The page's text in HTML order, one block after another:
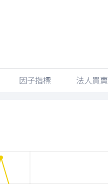
因子指標 法人買賣